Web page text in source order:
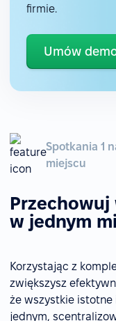
firmie.
Umów
Spotkania 1
miejscu
w jednym
Korzystając z
zwiększysz
że wszystkie
jednym,